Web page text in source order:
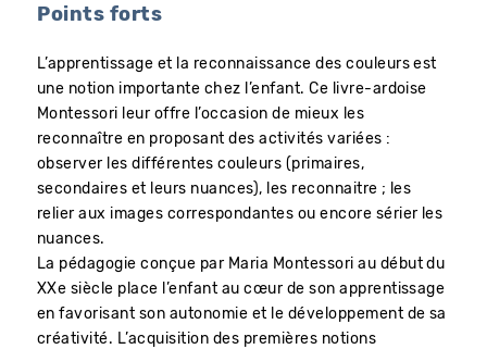
Points forts
L’apprentissage et la reconnaissance des couleurs est
une notion importante chez l’enfant. Ce livre-ardoise
Montessori leur offre l’occasion de mieux les
reconnaître en proposant des activités variées :
observer les différentes couleurs (primaires,
secondaires et leurs nuances), les reconnaitre ; les
relier aux images correspondantes ou encore sérier les
nuances.
La pédagogie conçue par Maria Montessori au début du
XXe siècle place l’enfant au cœur de son apprentissage
en favorisant son autonomie et le développement de sa
créativité. L’acquisition des premières notions